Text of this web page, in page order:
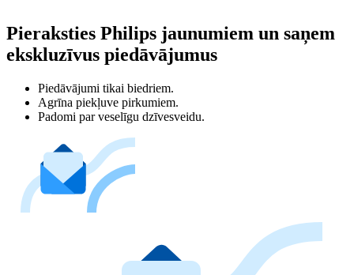
Pieraksties Philips jaunumiem un saņem
ekskluzīvus piedāvājumus
Piedāvājumi tikai biedriem.
Agrīna piekļuve pirkumiem.
Padomi par veselīgu dzīvesveidu.